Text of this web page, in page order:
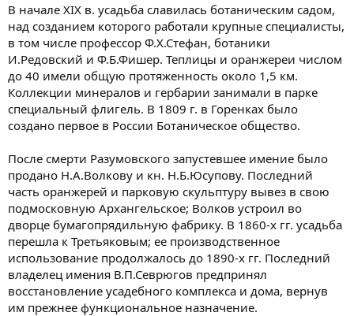
В начале XIX в. усадьба славилась ботаническим садом,
над созданием которого работали крупные специалисты,
в том числе профессор Ф.Х.Стефан, ботаники
И.Редовский и Ф.Б.Фишер. Теплицы и оранжереи числом
до 40 имели общую протяженность около 1,5 км.
Коллекции минералов и гербарии занимали в парке
специальный флигель. В 1809 г. в Горенках было
создано первое в России Ботаническое общество.
После смерти Разумовского запустевшее имение было
продано Н.А.Волкову и кн. Н.Б.Юсупову. Последний
часть оранжерей и парковую скульптуру вывез в свою
подмосковную Архангельское; Волков устроил во
дворце бумагопрядильную фабрику. В 1860-х гг. усадьба
перешла к Третьяковым; ее производственное
использование продолжалось до 1890-х гг. Последний
владелец имения В.П.Севрюгов предпринял
восстановление усадебного комплекса и дома, вернув
им прежнее функциональное назначение.